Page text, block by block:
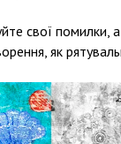
свої помилки,
як